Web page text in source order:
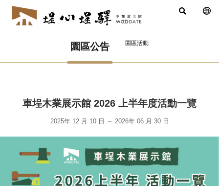
園區公告 園區活動
車埕木業展示館 2026 上半年度活動一覽
2025年 12 月 10 日 ～ 2026年 06 月 30 日